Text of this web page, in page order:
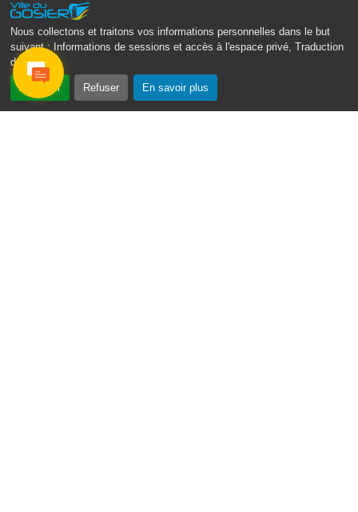
Nous collectons et traitons vos informations personnelles dans le but
suivant :
Informations de sessions et accès à l'espace privé, Traduction
des pages .
Accepter Refuser En savoir plus
Envoyer un email
Contacter la P.R.A.D.A
Contactez le délégué à la protection des données
personnelles - D.P.O
Suivez-nous